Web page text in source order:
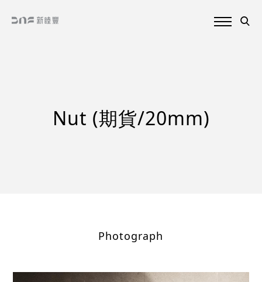
Nut (期貨/20mm)
Photograph